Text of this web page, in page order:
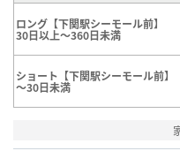
ロング【下関駅シーモール前】
30日以上～360日未満
ショート【下関駅シーモール前】
～30日未満